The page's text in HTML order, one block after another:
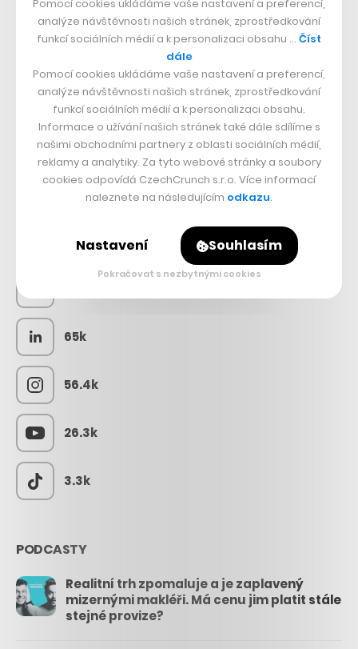
SLEDUJTE NÁS
73k
65k
56.4k
26.3k
3.3k
PODCASTY
Realitní trh zpomaluje a je zaplavený
mizernými makléři. Má cenu jim platit stále
stejné provize?
Pomocí cookies ukládáme vaše nastavení a preferencí,
analýze návštěvnosti našich stránek, zprostředkování
funkcí sociálních médií a k personalizaci obsahu … Číst
dále
Pomocí cookies ukládáme vaše nastavení a preferencí,
analýze návštěvnosti našich stránek, zprostředkování
funkcí sociálních médií a k personalizaci obsahu.
Informace o užívání našich stránek také dále sdílíme s
našimi obchodními partnery z oblasti sociálních médií,
reklamy a analytiky. Za tyto webové stránky a soubory
cookies odpovídá CzechCrunch s.r.o. Více informací
naleznete na následujícím odkazu.
Nastavení Souhlasím
Pokračovat s nezbytnými cookies